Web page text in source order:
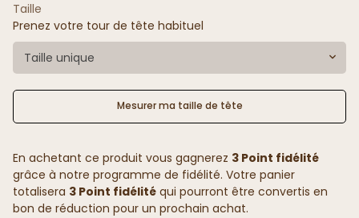
Taille
Prenez votre tour de tête habituel
Taille unique
Mesurer ma taille de tête
En achetant ce produit vous gagnerez 3 Point fidélité
grâce à notre programme de fidélité. Votre panier
totalisera 3 Point fidélité qui pourront être convertis en
bon de réduction pour un prochain achat.